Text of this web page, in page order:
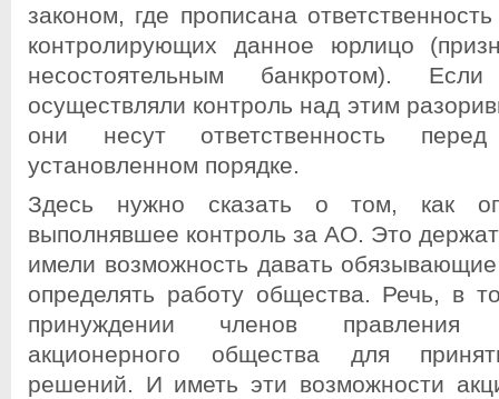
законом, где прописана
контролирующих данное юрлицо
несостоятельным банкротом).
осуществляли контроль над этим
они несут ответственность
установленном порядке.
Здесь нужно сказать о том, как
выполнявшее контроль за АО. Это
имели возможность давать
определять работу общества. Речь, в
принуждении членов правления
акционерного общества для
решений. И иметь эти возможности